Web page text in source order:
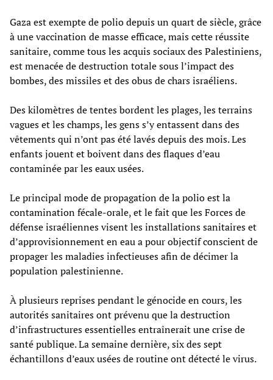
Gaza est exempte de polio depuis un quart de siècle, grâce
à une vaccination de masse efficace, mais cette réussite
sanitaire, comme tous les acquis sociaux des Palestiniens,
est menacée de destruction totale sous l’impact des
bombes, des missiles et des obus de chars israéliens.
Des kilomètres de tentes bordent les plages, les terrains
vagues et les champs, les gens s’y entassent dans des
vêtements qui n’ont pas été lavés depuis des mois. Les
enfants jouent et boivent dans des flaques d’eau
contaminée par les eaux usées.
Le principal mode de propagation de la polio est la
contamination fécale-orale, et le fait que les Forces de
défense israéliennes visent les installations sanitaires et
d’approvisionnement en eau a pour objectif conscient de
propager les maladies infectieuses afin de décimer la
population palestinienne.
À plusieurs reprises pendant le génocide en cours, les
autorités sanitaires ont prévenu que la destruction
d’infrastructures essentielles entraînerait une crise de
santé publique. La semaine dernière, six des sept
échantillons d’eaux usées de routine ont détecté le virus.